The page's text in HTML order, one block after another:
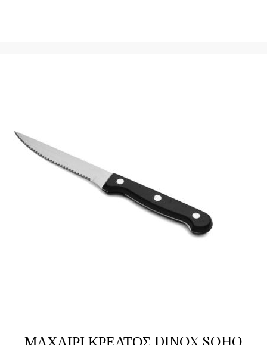
ΜΑΧΑΙΡΙ ΚΡΕΑΤΟΣ DINOX SOHO